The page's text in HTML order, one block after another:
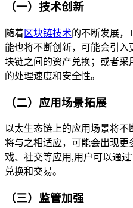
（一）技术创新
随着 区块链技术的不断发展，
能也将不断创新，可能会引
块链之间的资产兑换；或者采
的处理速度和安全性。
（二）应用场景拓展
以太生态链上的应用场景将
将与之相适应，可能会出现
戏、社交等应用,用户可以通
兑换和交易。
（三）监管加强